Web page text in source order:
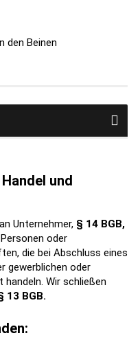
den Beinen
und
Unternehmer, § 14 BGB,
oder
die bei Abschluss eines
gewerblichen oder
Wir schließen
13 BGB.